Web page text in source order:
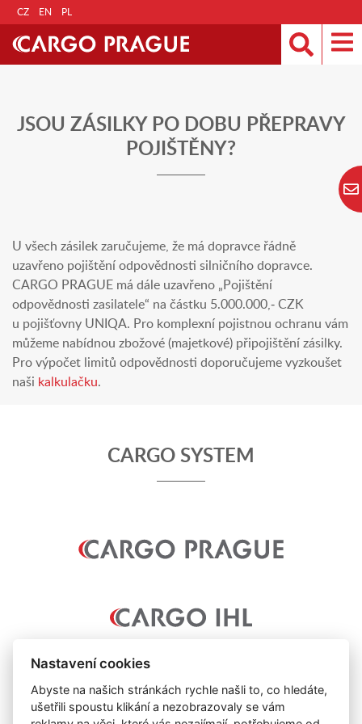
CZ EN PL
JSOU ZÁSILKY PO DOBU PŘEPRAVY
POJIŠTĚNY?
U všech zásilek zaručujeme, že má dopravce řádně
uzavřeno pojištění odpovědnosti silničního dopravce.
CARGO PRAGUE má dále uzavřeno „Pojištění
odpovědnosti zasilatele“ na částku 5.000.000,- CZK
u pojišťovny UNIQA. Pro komplexní pojistnou ochranu vám
můžeme nabídnou zbožové (majetkové) připojištění zásilky.
Pro výpočet limitů odpovědnosti doporučujeme vyzkoušet
naši kalkulačku.
CARGO SYSTEM
Nastavení cookies
Abyste na našich stránkách rychle našli to, co hledáte,
ušetřili spoustu klikání a nezobrazovaly se vám